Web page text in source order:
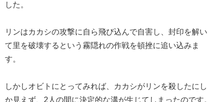
した。
リンはカカシの攻撃に自ら飛び込んで自害し、封印を解い
て里を破壊するという霧隠れの作戦を頓挫に追い込みま
す。
しかしオビトにとってみれば、カカシがリンを殺したにし
か見えず、2人の間に決定的な溝が生じてしまったのです。